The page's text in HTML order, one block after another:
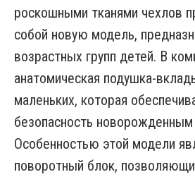
роскошными тканями чехлов
собой новую модель,
возрастных групп детей. В
анатомическая подушка-
маленьких, которая
безопасность
Особенностью этой модели
поворотный блок,